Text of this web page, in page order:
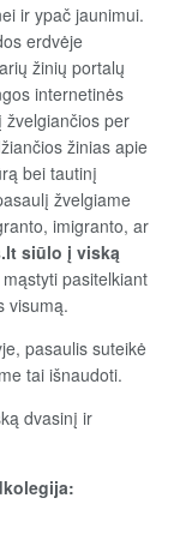
ir ypač jaunimui.
erdvėje
žinių portalų
internetinės
per
žinias apie
bei tautinį
žvelgiame
imigranto, ar
siūlo į viską
pasitelkiant
visumą.
pasaulis suteikė
tai išnaudoti.
dvasinį ir